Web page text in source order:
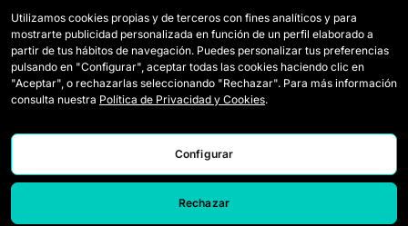
Équipes
Joueuses Draft
Wildcards
Statistiques
Règlement
Comment se joue la Queens
Billetterie
Travailler avec nous
Utilizamos cookies propias y de terceros con fines analíticos y para
mostrarte publicidad personalizada en función de un perfil elaborado a
partir de tus hábitos de navegación. Puedes personalizar tus preferencias
pulsando en "Configurar", aceptar todas las cookies haciendo clic en
"Aceptar", o rechazarlas seleccionando "Rechazar". Para más información
consulta nuestra Política de Privacidad y Cookies.
Configurar
Rechazar